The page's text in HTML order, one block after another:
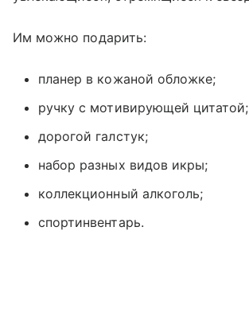
Им можно подарить:
планер в кожаной обложке;
ручку с мотивирующей цитатой;
дорогой галстук;
набор разных видов икры;
коллекционный алкоголь;
спортинвентарь.